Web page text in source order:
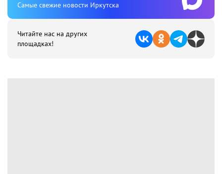
Cамые свежие новости Иркутска
Читайте нас на других
площадках!